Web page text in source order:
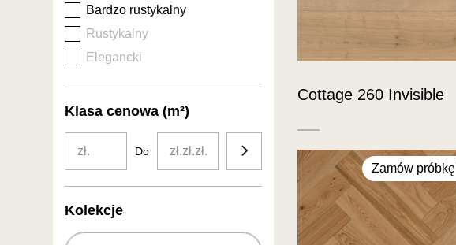
Bardzo rustykalny
Rustykalny
Elegancki
Klasa cenowa (m²)
Do
Kolekcje
Cottage 260 Invisible
Zamów próbkę